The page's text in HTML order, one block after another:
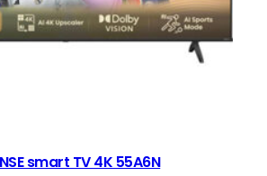
smart TV 4K 55A6N